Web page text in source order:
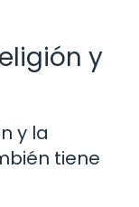
y
y la
tiene